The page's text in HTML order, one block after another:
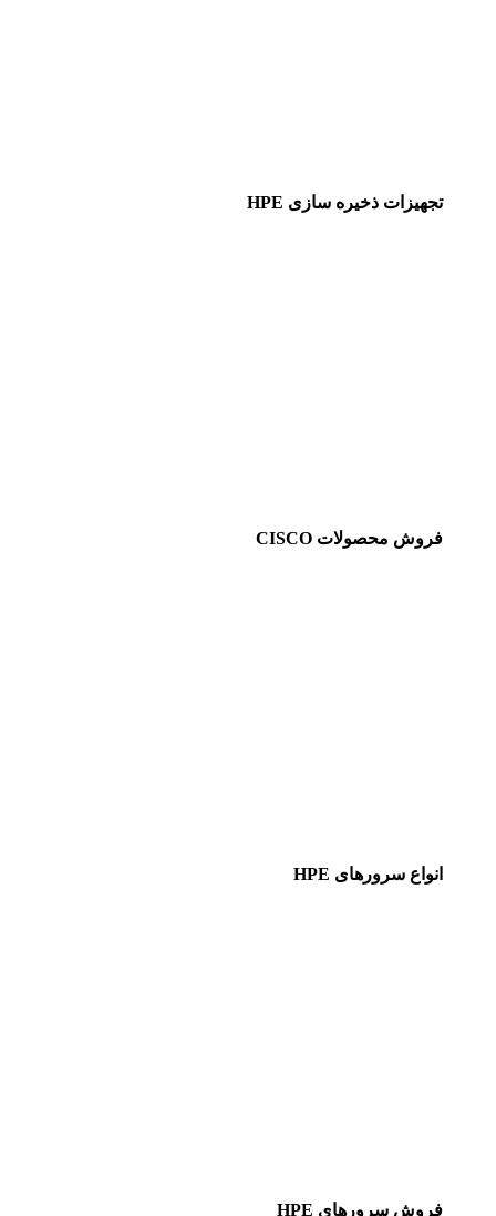
تجهیزات ذخیره سازی HPE
فروش محصولات CISCO
انواع سرورهای HPE
فروش سرورهای HPE